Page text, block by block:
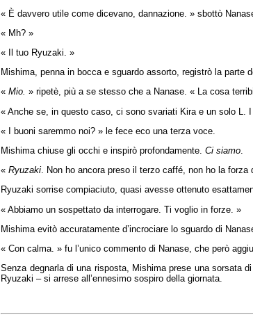
« È davvero utile come dicevano, dannazione. » sbottò
« Mh? »
« Il tuo Ryuzaki. »
Mishima, penna in bocca e sguardo assorto, registrò la parte
«Mio.» ripetè, più a se stesso che a Nanase. « La cosa
« Anche se, in questo caso, ci sono svariati Kira e un solo L.
« I buoni saremmo noi? » le fece eco una terza voce.
Mishima chiuse gli occhi e inspirò profondamente.Ci siamo.
«Ryuzaki. Non ho ancora preso il terzo caffé, non ho la forza
Ryuzaki sorrise compiaciuto, quasi avesse ottenuto
« Abbiamo un sospettato da interrogare. Ti voglio in forze. »
Mishima evitò accuratamente d’incrociare lo sguardo di
« Con calma. » fu l’unico commento di Nanase, che però
Senza degnarla di una risposta, Mishima prese una sorsata
Ryuzaki – si arrese all’ennesimo sospiro della giornata.